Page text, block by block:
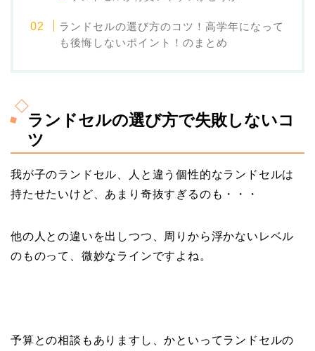
ランドセルの選び方のコツ！高学年になって
も後悔しないポイント！のまとめ
ランドセルの選び方で失敗しないコ
ツ
我が子のランドセル、人と違う個性的なランドセルは
持たせたいけど、あまり奇抜すぎるのも・・・
他の人との違いを出しつつ、周りから浮かないレベル
のものって、微妙なラインですよね。
予算との相談もありますし、かといってランドセルの